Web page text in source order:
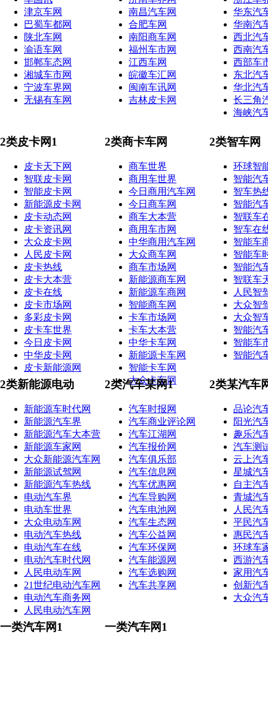
津京车网
巴蜀车都网
陕北车网
渝语车网
邯郸车态网
湘城车市网
宁波车界网
无锡有车网
南昌汽车网
合肥车网
南阳商车网
福州车市网
江西车网
皖徽车汇网
闽南车讯网
吉林皮卡网
华东汽
华南汽
西北汽
西南汽
西部车
东北汽
华北汽
长三角
海峡汽
2类皮卡网1
皮卡天下网
智联皮卡网
智能皮卡网
新能源皮卡网
皮卡动态网
皮卡资讯网
大众皮卡网
人民皮卡网
皮卡热线
皮卡大本营
皮卡在线
皮卡市场网
多彩皮卡网
皮卡车世界
今日皮卡网
中华皮卡网
皮卡新能源网
2类商卡车网
商车世界
商用车世界
今日商用汽车网
今日商车网
商车大本营
商用车市网
中华商用汽车网
大众商车网
商车市场网
新能源商车网
新能源车商网
智能商车网
卡车市场网
卡车大本营
中华卡车网
新能源卡车网
智能卡车网
大众卡车网
2类智车网
环球智
智能汽
智车热
智能汽
智联车
智车在
智能车
智能车
智能汽
智联车
人民智
大众智
大众智
智能汽
智能车
智能汽
2类新能源电动
新能源车时代网
新能源汽车界
新能源汽车大本营
新能源车家网
大众新能源汽车网
新能源试驾网
新能源汽车热线
电动汽车界
电动车世界
大众电动车网
电动汽车热线
电动汽车在线
电动汽车时代网
人民电动车网
21世纪电动汽车网
电动汽车商务网
人民电动汽车网
2类汽车某网1
汽车时报网
汽车商业评论网
汽车江湖网
汽车报价网
汽车俱乐部
汽车信息网
汽车优惠网
汽车导购网
汽车电池网
汽车生态网
汽车公益网
汽车环保网
汽车能源网
汽车选购网
汽车共享网
2类某汽车
品论汽
阳光汽
趣乐汽
汽车测
云上汽
星城汽
自主汽
青城汽
人民汽
平民汽
惠民汽
环球车
西游汽
家用汽
创新汽
大众汽
一类汽车网1 一类汽车网1